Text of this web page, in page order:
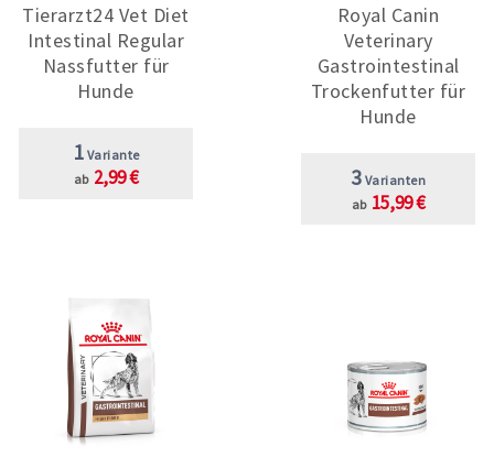
Tierarzt24 Vet Diet
Intestinal Regular
Nassfutter für
Hunde
1 Variante
ab 2,99 €
Royal Canin
Veterinary
Gastrointestinal
Trockenfutter für
Hunde
3 Varianten
ab 15,99 €